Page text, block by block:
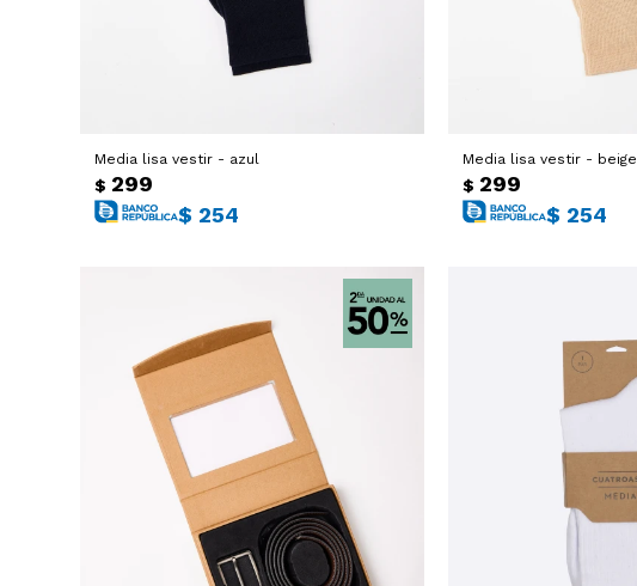
Media lisa vestir - azul
$ 299
$ 254
Media lisa vestir - beige
$ 299
$ 254